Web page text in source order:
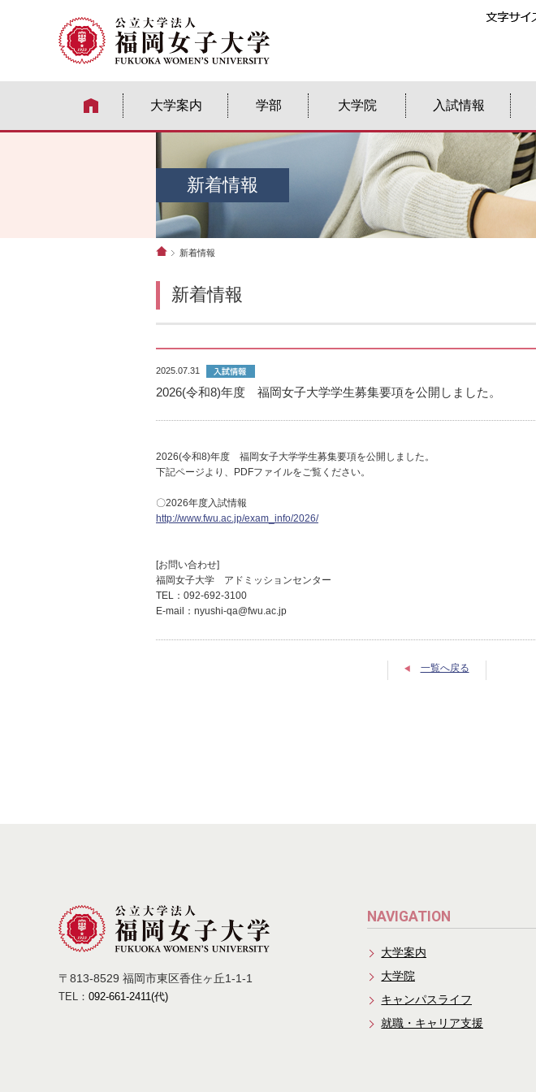
大学案内 学部 大学院 入試情報
新着情報
新着情報
新着情報
2025.07.31
2026(令和8)年度 福岡女子大学学生募集要項を公開しました。
2026(令和8)年度 福岡女子大学学生募集要項を公開しました。
下記ページより、PDFファイルをご覧ください。
〇2026年度入試情報
http://www.fwu.ac.jp/exam_info/2026/
[お問い合わせ]
福岡女子大学 アドミッションセンター
TEL：092-692-3100
E-mail：nyushi-qa@fwu.ac.jp
一覧へ戻る
〒813-8529 福岡市東区香住ヶ丘1-1-1
TEL： 092-661-2411(代)
NAVIGATION
大学案内
大学院
キャンパスライフ
就職・キャリア支援